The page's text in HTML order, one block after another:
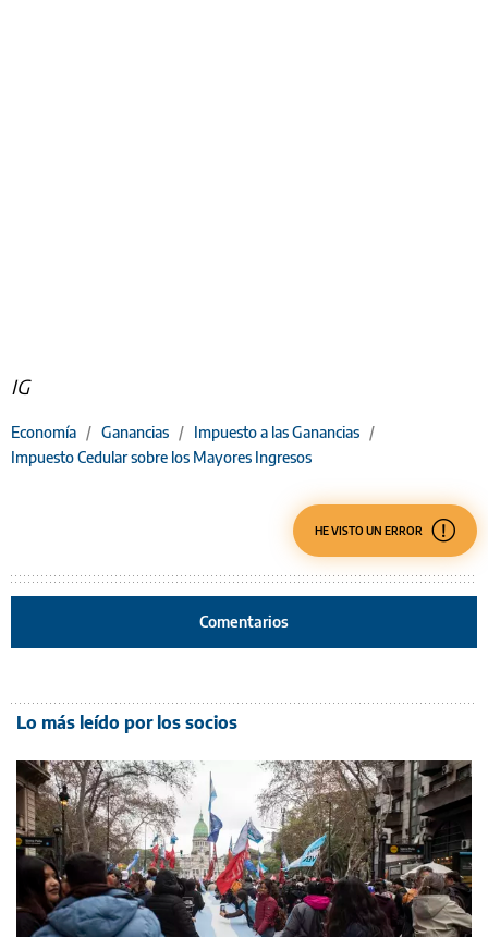
IG
Economía / Ganancias / Impuesto a las Ganancias /
Impuesto Cedular sobre los Mayores Ingresos
HE VISTO UN ERROR
Comentarios
Lo más leído por los socios